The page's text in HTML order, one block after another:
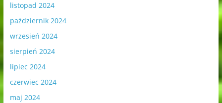
listopad 2024
październik 2024
wrzesień 2024
sierpień 2024
lipiec 2024
czerwiec 2024
maj 2024